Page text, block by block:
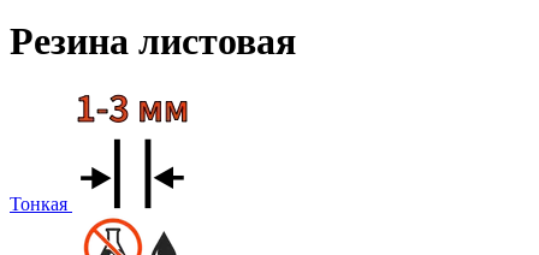
Резина листовая
Тонкая